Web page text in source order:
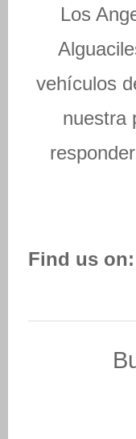
Los
vehículos
nuestra
Find us on: